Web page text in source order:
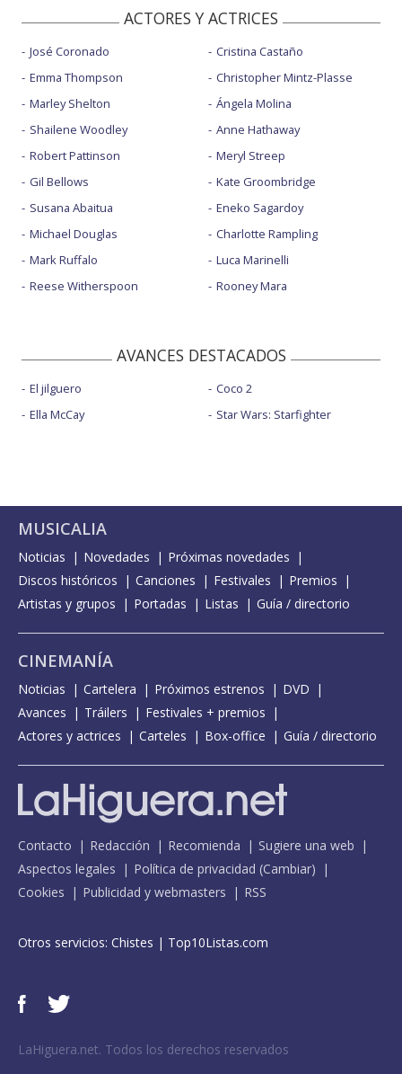
ACTORES Y ACTRICES
José Coronado
Emma Thompson
Marley Shelton
Shailene Woodley
Robert Pattinson
Gil Bellows
Susana Abaitua
Michael Douglas
Mark Ruffalo
Reese Witherspoon
Cristina Castaño
Christopher Mintz-Plasse
Ángela Molina
Anne Hathaway
Meryl Streep
Kate Groombridge
Eneko Sagardoy
Charlotte Rampling
Luca Marinelli
Rooney Mara
AVANCES DESTACADOS
El jilguero
Ella McCay
Coco 2
Star Wars: Starfighter
MUSICALIA
Noticias Novedades
Próximas novedades
Discos históricos
Canciones Festivales
Premios
Artistas y grupos
Portadas Listas Guía / directorio
CINEMANÍA
Noticias Cartelera Próximos estrenos
DVD
Avances
Tráilers
Festivales + premios
Actores y actrices
Carteles Box-office Guía / directorio
Contacto Redacción Recomienda
Sugiere una web
Aspectos legales
Política de privacidad (Cambiar)
Cookies
Publicidad y webmasters RSS
Otros servicios: Chistes | Top10Listas.com
LaHiguera.net. Todos los derechos reservados